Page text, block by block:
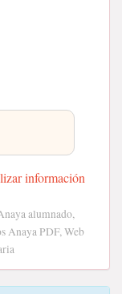
información
alumnado,
Anaya PDF, Web